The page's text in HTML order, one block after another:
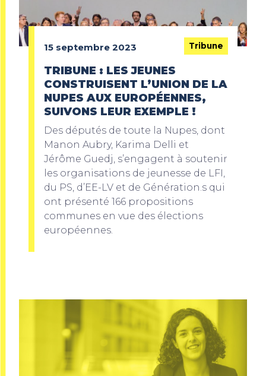
15 septembre 2023 Tribune
TRIBUNE : LES JEUNES
CONSTRUISENT L’UNION DE LA
NUPES AUX EUROPÉENNES,
SUIVONS LEUR EXEMPLE !
Des députés de toute la Nupes, dont
Manon Aubry, Karima Delli et
Jérôme Guedj, s’engagent à soutenir
les organisations de jeunesse de LFI,
du PS, d’EE-LV et de Génération.s qui
ont présenté 166 propositions
communes en vue des élections
européennes.